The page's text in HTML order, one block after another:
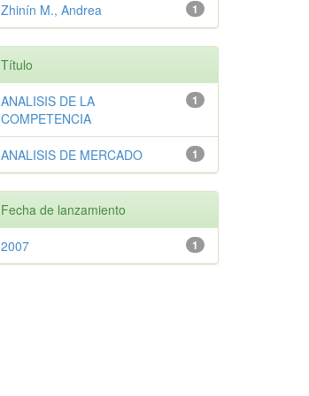
1
Zhinín M., Andrea
Título
1
ANALISIS DE LA
COMPETENCIA
1
ANALISIS DE MERCADO
Fecha de lanzamiento
1
2007